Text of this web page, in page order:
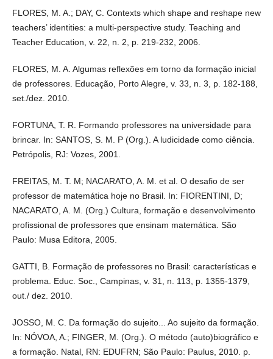
FLORES, M. A. Algumas reflexões em torno da formação inicial de
professores. Educação, Porto Alegre, v. 33, n. 3, p. 182-188,
set./dez. 2010.
FORTUNA, T. R. Formando professores na universidade para
brincar. In: SANTOS, S. M. P (Org.). A ludicidade como ciência.
Petrópolis, RJ: Vozes, 2001.
FREITAS, M. T. M; NACARATO, A. M. et al. O desafio de ser
professor de matemática hoje no Brasil. In: FIORENTINI, D;
NACARATO, A. M. (Org.) Cultura, formação e desenvolvimento
Musa Editora, 2005.
GATTI, B. Formação de professores no Brasil: características e
problema. Educ. Soc., Campinas, v. 31, n. 113, p. 1355-1379, out./
dez. 2010.
JOSSO, M. C. Da formação do sujeito... Ao sujeito da formação. In:
NÓVOA, A.; FINGER, M. (Org.). O método (auto)biográfico e a
formação. Natal, RN: EDUFRN; São Paulo: Paulus, 2010. p. 59-79.
LOUGHRAN, J. A construção do conhecimento e o aprender a
ensinar sobre o ensino. In: FLORES, M. A; VEIGA SIMÃO, A. M.
(Org.). Aprendizagem e desenvolvimento profissional de